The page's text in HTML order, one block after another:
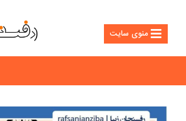
منوی سایت